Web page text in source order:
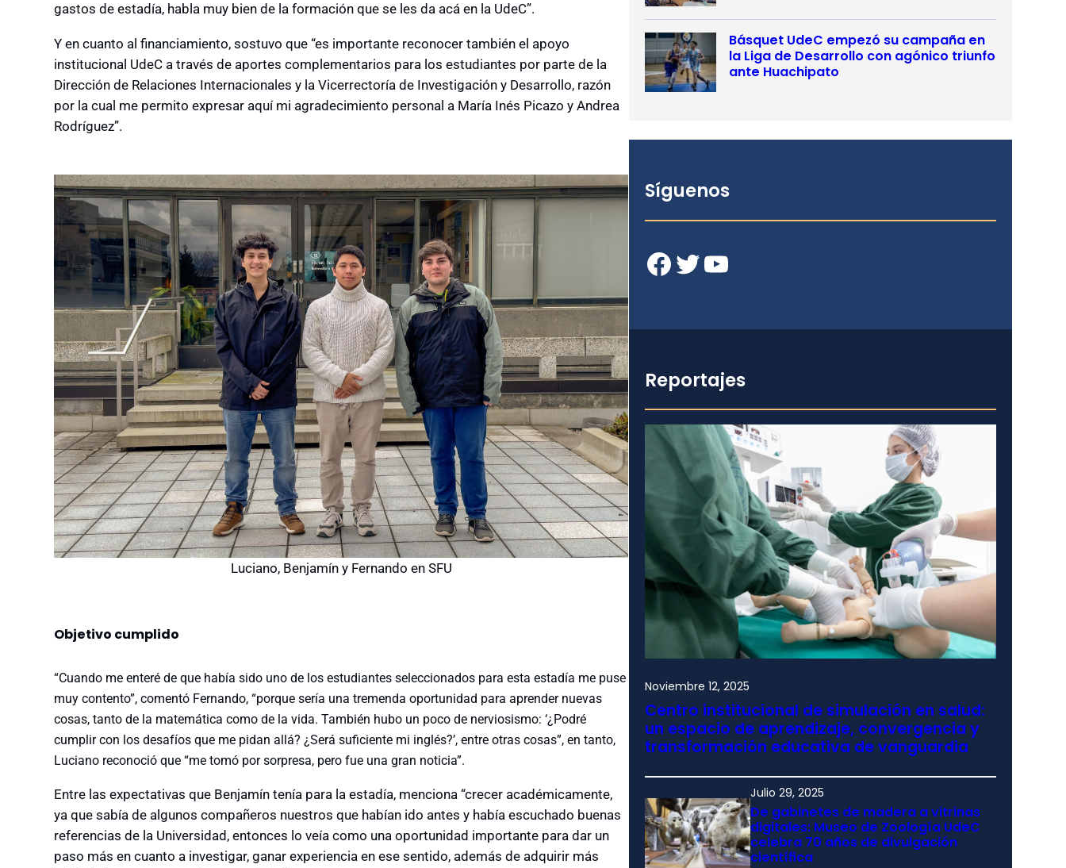
gastos de estadía, habla muy bien de la formación que se les da acá en la UdeC”.
Y en cuanto al financiamiento, sostuvo que “es importante reconocer también el apoyo
institucional UdeC a través de aportes complementarios para los estudiantes por parte de la
Dirección de Relaciones Internacionales y la Vicerrectoría de Investigación y Desarrollo, razón
por la cual me permito expresar aquí mi agradecimiento personal a María Inés Picazo y Andrea
Rodríguez”.
Luciano, Benjamín y Fernando en SFU
Objetivo cumplido
“Cuando me enteré de que había sido uno de los estudiantes seleccionados para esta estadía me puse
muy contento”, comentó Fernando, “porque sería una tremenda oportunidad para aprender nuevas
cosas, tanto de la matemática como de la vida. También hubo un poco de nerviosismo: ‘¿Podré
cumplir con los desafíos que me pidan allá? ¿Será suficiente mi inglés?’, entre otras cosas”, en tanto,
Luciano reconoció que “me tomó por sorpresa, pero fue una gran noticia”.
Entre las expectativas que Benjamín tenía para la estadía, menciona “crecer académicamente,
ya que sabía de algunos compañeros nuestros que habían ido antes y había escuchado buenas
referencias de la Universidad, entonces lo veía como una oportunidad importante para dar un
paso más en cuanto a investigar, ganar experiencia en ese sentido, además de adquirir más
Básquet UdeC empezó su campaña en
la Liga de Desarrollo con agónico triunfo
ante Huachipato
Síguenos
Facebook Twitter YouTube
Reportajes
Noviembre 12, 2025
Centro institucional de simulación en salud:
un espacio de aprendizaje, convergencia y
transformación educativa de vanguardia
Julio 29, 2025
De gabinetes de madera a vitrinas
digitales: Museo de Zoología UdeC
celebra 70 años de divulgación
científica